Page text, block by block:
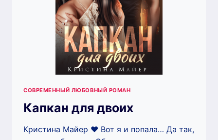
СОВРЕМЕННЫЙ ЛЮБОВНЫЙ РОМАН
Капкан для двоих
Кристина Майер ❤️ Вот я и попала… Да так,